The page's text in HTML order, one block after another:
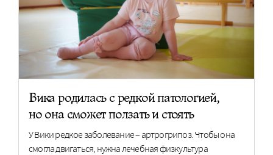
Вика родилась с редкой патологией,
но она сможет ползать и стоять
У Вики редкое заболевание – артрогрипоз. Чтобы она
смогла двигаться, нужна лечебная физкультура